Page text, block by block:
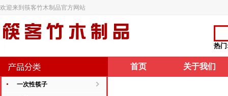
欢迎来到筷客竹木制品官方网站
热
首页 关于我们
一次性筷子